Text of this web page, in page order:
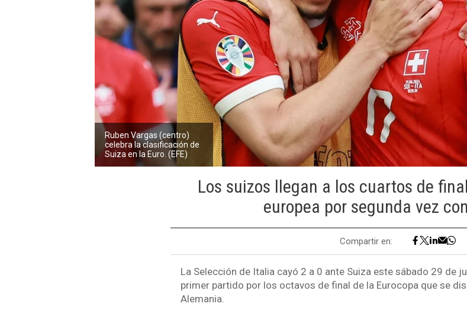
Ruben Vargas (centro)
celebra la clasificación de
Suiza en la Euro. (EFE)
Los suizos llegan a los cuartos de
europea por segunda vez
Compartir en:
La Selección de Italia cayó 2 a 0 ante Suiza este sábado 29 de
primer partido por los octavos de final de la Eurocopa que se
Alemania.